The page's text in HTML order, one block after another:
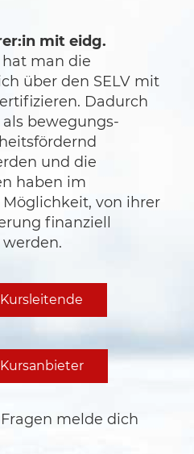
mit eidg.
hat man die
über den SELV mit
Dadurch
bewegungs-
und die
haben im
Möglichkeit, von ihrer
finanziell
melde dich